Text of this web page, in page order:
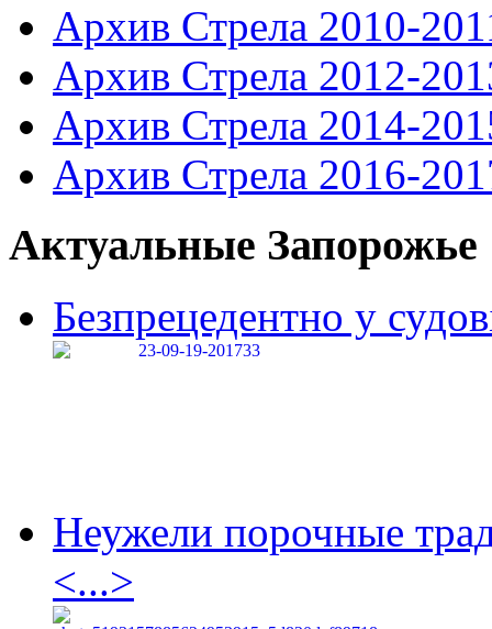
Архив Стрела 2010-
Архив Стрела 2012-
Архив Стрела 2014-
Архив Стрела 2016-
Актуальные Запорожье
Безпрецедентно у
Неужели порочные
<...>